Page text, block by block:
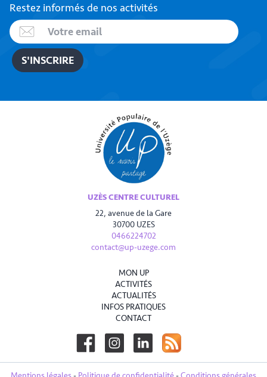
Restez informés de nos activités
UZÈS CENTRE CULTUREL
22, avenue de la Gare
30700 UZES
0466224702
contact@up-uzege.com
MON UP
ACTIVITÉS
ACTUALITÉS
INFOS PRATIQUES
CONTACT